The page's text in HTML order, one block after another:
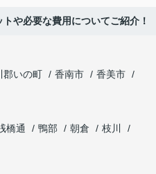
や必要な費用についてご紹介！
郡いの町 香南市
香美市
橋通 鴨部 朝倉
枝川